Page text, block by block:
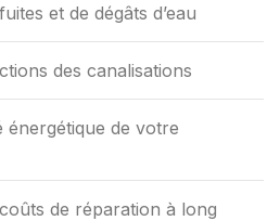
et de dégâts d’eau
des canalisations
énergétique de votre
de réparation à long